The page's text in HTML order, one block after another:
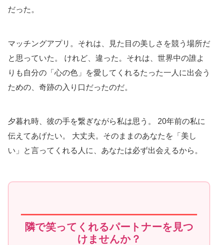
だった。
マッチングアプリ。それは、見た目の美しさを競う場所だ
と思っていた。 けれど、違った。それは、世界中の誰よ
りも自分の「心の色」を愛してくれるたった一人に出会う
ための、奇跡の入り口だったのだ。
夕暮れ時、彼の手を繋ぎながら私は思う。 20年前の私に
伝えてあげたい。 大丈夫。そのままのあなたを「美し
い」と言ってくれる人に、あなたは必ず出会えるから。
隣で笑ってくれるパートナーを見つ
けませんか？